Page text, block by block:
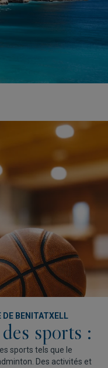
DE BENITATXELL
sports :
sports tels que le
Des activités et